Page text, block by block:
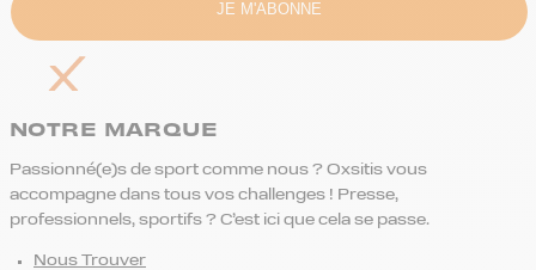
NOTRE MARQUE
Passionné(e)s de sport comme nous ? Oxsitis vous
accompagne dans tous vos challenges ! Presse,
professionnels, sportifs ? C’est ici que cela se passe.
Nous Trouver